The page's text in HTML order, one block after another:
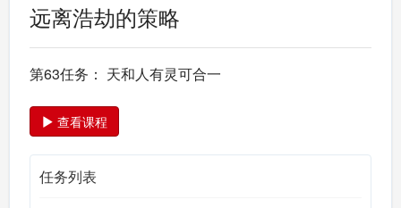
远离浩劫的策略
第63任务： 天和人有灵可合一
查看课程
任务列表